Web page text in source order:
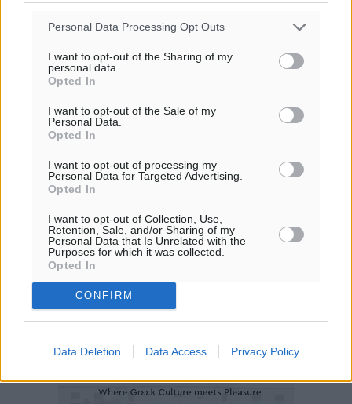
Personal Data Processing Opt Outs
I want to opt-out of the Sharing of my
personal data.
Opted In
I want to opt-out of the Sale of my
Personal Data.
Opted In
I want to opt-out of processing my
Personal Data for Targeted Advertising.
Opted In
I want to opt-out of Collection, Use,
Retention, Sale, and/or Sharing of my
Personal Data that Is Unrelated with the
Purposes for which it was collected.
Opted In
CONFIRM
Data Deletion Data Access Privacy Policy